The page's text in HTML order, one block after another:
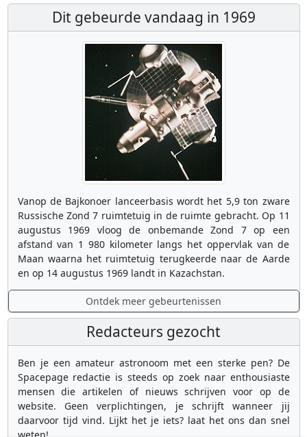
Dit gebeurde vandaag in 1969
Vanop de Bajkonoer lanceerbasis wordt het 5,9 ton zware
Russische Zond 7 ruimtetuig in de ruimte gebracht. Op 11
augustus 1969 vloog de onbemande Zond 7 op een
afstand van 1 980 kilometer langs het oppervlak van de
Maan waarna het ruimtetuig terugkeerde naar de Aarde
en op 14 augustus 1969 landt in Kazachstan.
Ontdek meer gebeurtenissen
Redacteurs gezocht
Ben je een amateur astronoom met een sterke pen? De
Spacepage redactie is steeds op zoek naar enthousiaste
mensen die artikelen of nieuws schrijven voor op de
website. Geen verplichtingen, je schrijft wanneer jij
daarvoor tijd vind. Lijkt het je iets? laat het ons dan snel